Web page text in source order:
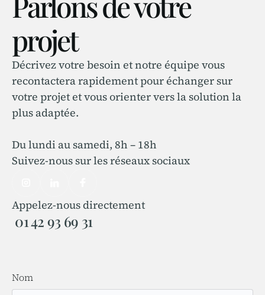
projet
Décrivez votre besoin et notre équipe vous
recontactera rapidement pour échanger sur
votre projet et vous orienter vers la solution la
plus adaptée.
Du lundi au samedi, 8h – 18h
Suivez-nous sur les réseaux sociaux
Appelez-nous directement
01 42 93 69 31
Nom